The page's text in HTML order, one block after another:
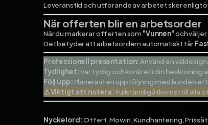
Leveranstid och utförande av arbetet sker enligt
När offerten blir en arbetsorder
När du markerar offerten som "Vunnen"och
Det betyder att arbetsordern automatiskt får
Professionell presentation: Använd en
Tydlighet:Var tydlig och konkret i din
Följ upp: Planera in en uppföljning med kunden
⚠️ Viktigt att notera:Fullständig åtkomst till alla
Nyckelord:Offert, Mowin, Kundhantering,